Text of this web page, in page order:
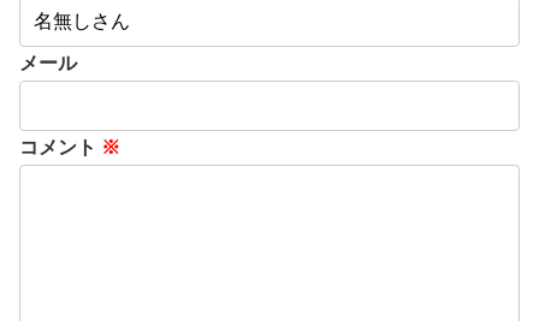
メール
コメント ※